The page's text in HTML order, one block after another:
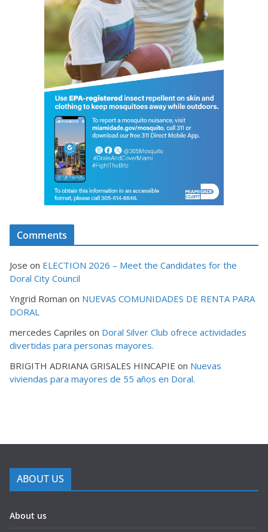
Comments
Jose on ELECTION 2026 – Meet the Candidates for the
Doral City Council
Yngrid Roman on NUEVAS COMUNIDADES DE RENTA PARA
DORAL
mercedes Capriles on Doral Silver Club ofrece actividades
divertidas para personas mayores.
BRIGITH ADRIANA GRISALES HINCAPIE on Nuevas
viviendas para mayores de 55 años en Doral.
ABOUT US
About us